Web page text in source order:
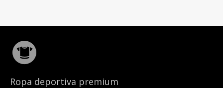
Ropa deportiva premium